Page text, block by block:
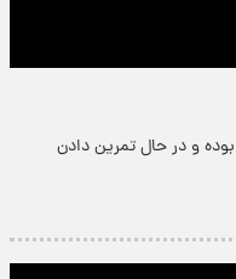
و در حال تمرین دادن